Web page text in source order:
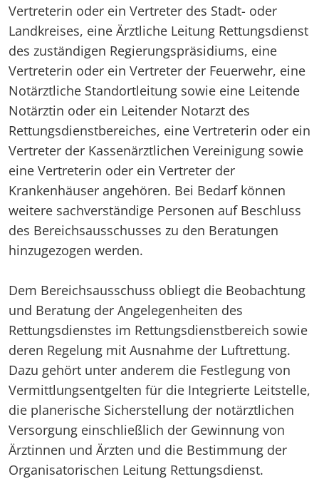
Vertreterin oder ein Vertreter des Stadt- oder
Landkreises, eine Ärztliche Leitung Rettungsdienst
des zuständigen Regierungspräsidiums, eine
Vertreterin oder ein Vertreter der Feuerwehr, eine
Notärztliche Standortleitung sowie eine Leitende
Notärztin oder ein Leitender Notarzt des
Rettungsdienstbereiches, eine Vertreterin oder ein
Vertreter der Kassenärztlichen Vereinigung sowie
eine Vertreterin oder ein Vertreter der
Krankenhäuser angehören. Bei Bedarf können
weitere sachverständige Personen auf Beschluss
des Bereichsausschusses zu den Beratungen
hinzugezogen werden.
Dem Bereichsausschuss obliegt die Beobachtung
und Beratung der Angelegenheiten des
Rettungsdienstes im Rettungsdienstbereich sowie
deren Regelung mit Ausnahme der Luftrettung.
Dazu gehört unter anderem die Festlegung von
Vermittlungsentgelten für die Integrierte Leitstelle,
die planerische Sicherstellung der notärztlichen
Versorgung einschließlich der Gewinnung von
Ärztinnen und Ärzten und die Bestimmung der
Organisatorischen Leitung Rettungsdienst.